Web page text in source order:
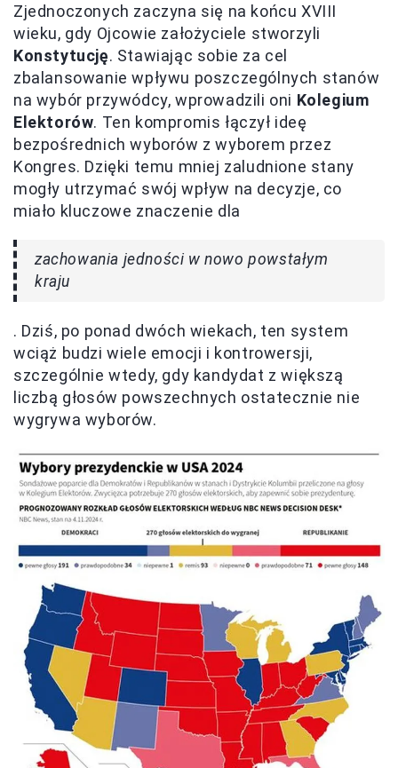
Zjednoczonych zaczyna się na końcu XVIII
wieku, gdy Ojcowie założyciele stworzyli
Konstytucję. Stawiając sobie za cel
zbalansowanie wpływu poszczególnych stanów
na wybór przywódcy, wprowadzili oni Kolegium
Elektorów. Ten kompromis łączył ideę
bezpośrednich wyborów z wyborem przez
Kongres. Dzięki temu mniej zaludnione stany
mogły utrzymać swój wpływ na decyzje, co
miało kluczowe znaczenie dla
zachowania jedności w nowo powstałym
kraju
. Dziś, po ponad dwóch wiekach, ten system
wciąż budzi wiele emocji i kontrowersji,
szczególnie wtedy, gdy kandydat z większą
liczbą głosów powszechnych ostatecznie nie
wygrywa wyborów.